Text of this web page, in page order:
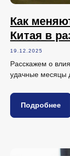
Как
Китая в
19.12.2025
Расскажем о
удачные месяцы
Подробнее